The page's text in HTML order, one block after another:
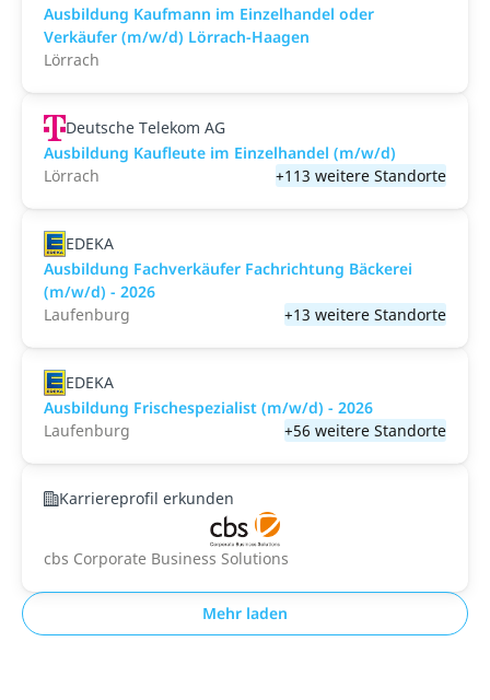
Ausbildung Kaufmann im Einzelhandel oder
Verkäufer (m/w/d) Lörrach-Haagen
Lörrach
Deutsche Telekom AG
Ausbildung Kaufleute im Einzelhandel (m/w/d)
Lörrach
+113 weitere Standorte
EDEKA
Ausbildung Fachverkäufer Fachrichtung Bäckerei
(m/w/d) - 2026
Laufenburg
+13 weitere Standorte
EDEKA
Ausbildung Frischespezialist (m/w/d) - 2026
Laufenburg
+56 weitere Standorte
Karriereprofil erkunden
cbs Corporate Business Solutions
Mehr laden